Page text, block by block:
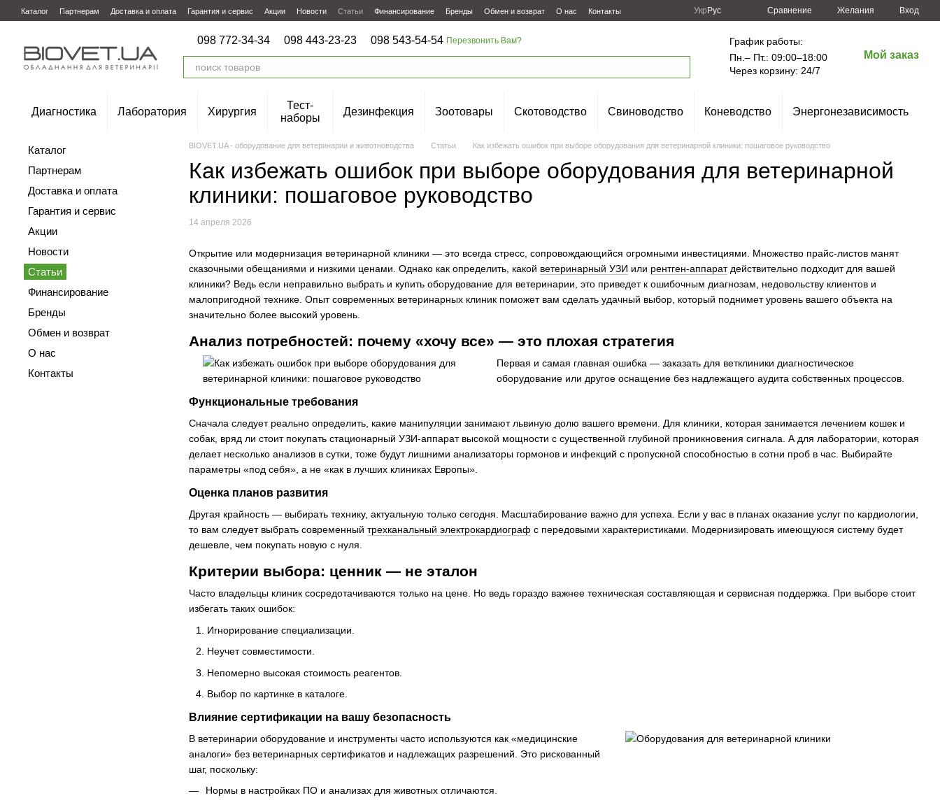
Перейти к основному контенту
Каталог Партнерам Доставка и оплата Гарантия и сервис Акции Новости Статьи Финансирование Бренды Обмен и возврат О нас Контакты Укр Рус Сравнение Желания Вход
098 772-34-34 098 443-23-23 098 543-54-54 Перезвонить Вам?
График работы:
Пн.– Пт.: 09:00–18:00
Через корзину: 24/7
Мой заказ
Диагностика Лаборатория Хирургия
Тест-
наборы
Дезинфекция Зоотовары Скотоводство Свиноводство Коневодство Энергонезависимость
BIOVET.UA - оборудование для ветеринарии и животноводства Статьи Как избежать ошибок при выборе оборудования для ветеринарной клиники: пошаговое руководство
Как избежать ошибок при выборе оборудования для ветеринарной
клиники: пошаговое руководство
14 апреля 2026
Открытие или модернизация ветеринарной клиники — это всегда стресс, сопровождающийся огромными инвестициями. Множество прайс-листов манят
сказочными обещаниями и низкими ценами. Однако как определить, какой ветеринарный УЗИ или рентген-аппаратдействительно подходит для вашей
клиники? Ведь если неправильно выбрать и купить оборудование для ветеринарии, это приведет к ошибочным диагнозам, недовольству клиентов и
малопригодной технике. Опыт современных ветеринарных клиник поможет вам сделать удачный выбор, который поднимет уровень вашего объекта на
значительно более высокий уровень.
Анализ потребностей: почему «хочу все» — это плохая стратегия
Первая и самая главная ошибка — заказать для ветклиники диагностическое
оборудование или другое оснащение без надлежащего аудита собственных процессов.
Функциональные требования
Сначала следует реально определить, какие манипуляции занимают львиную долю вашего времени. Для клиники, которая занимается лечением кошек и
собак, вряд ли стоит покупать стационарный УЗИ-аппарат высокой мощности с существенной глубиной проникновения сигнала. А для лаборатории, которая
делает несколько анализов в сутки, тоже будут лишними анализаторы гормонов и инфекций с пропускной способностью в сотни проб в час. Выбирайте
параметры «под себя», а не «как в лучших клиниках Европы».
Оценка планов развития
Другая крайность — выбирать технику, актуальную только сегодня. Масштабирование важно для успеха. Если у вас в планах оказание услуг по кардиологии,
то вам следует выбрать современный трехканальный электрокардиограф с передовыми характеристиками. Модернизировать имеющуюся систему будет
дешевле, чем покупать новую с нуля.
Критерии выбора: ценник — не эталон
Часто владельцы клиник сосредотачиваются только на цене. Но ведь гораздо важнее техническая составляющая и сервисная поддержка. При выборе стоит
избегать таких ошибок:
Игнорирование специализации.
Неучет совместимости.
Непомерно высокая стоимость реагентов.
Выбор по картинке в каталоге.
Влияние сертификации на вашу безопасность
В ветеринарии оборудование и инструменты часто используются как «медицинские
аналоги» без ветеринарных сертификатов и надлежащих разрешений. Это рискованный
шаг, поскольку:
Нормы в настройках ПО и анализах для животных отличаются.
Каталог
Партнерам
Доставка и оплата
Гарантия и сервис
Акции
Новости
Статьи
Финансирование
Бренды
Обмен и возврат
О нас
Контакты